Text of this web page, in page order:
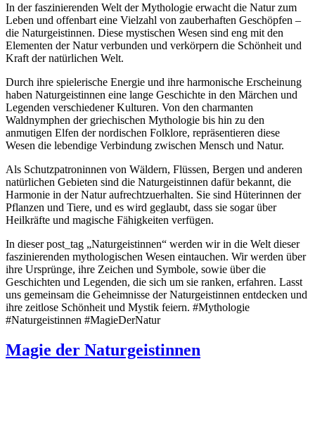
In der faszinierenden Welt der Mythologie erwacht die Natur zum
Leben und offenbart eine Vielzahl von zauberhaften Geschöpfen –
die Naturgeistinnen. Diese mystischen Wesen sind eng mit den
Elementen der Natur verbunden und verkörpern die Schönheit und
Kraft der natürlichen Welt.
Durch ihre spielerische Energie und ihre harmonische Erscheinung
haben Naturgeistinnen eine lange Geschichte in den Märchen und
Legenden verschiedener Kulturen. Von den charmanten
Waldnymphen der griechischen Mythologie bis hin zu den
anmutigen Elfen der nordischen Folklore, repräsentieren diese
Wesen die lebendige Verbindung zwischen Mensch und Natur.
Als Schutzpatroninnen von Wäldern, Flüssen, Bergen und anderen
natürlichen Gebieten sind die Naturgeistinnen dafür bekannt, die
Harmonie in der Natur aufrechtzuerhalten. Sie sind Hüterinnen der
Pflanzen und Tiere, und es wird geglaubt, dass sie sogar über
Heilkräfte und magische Fähigkeiten verfügen.
In dieser post_tag „Naturgeistinnen“ werden wir in die Welt dieser
faszinierenden mythologischen Wesen eintauchen. Wir werden über
ihre Ursprünge, ihre Zeichen und Symbole, sowie über die
Geschichten und Legenden, die sich um sie ranken, erfahren. Lasst
uns gemeinsam die Geheimnisse der Naturgeistinnen entdecken und
ihre zeitlose Schönheit und Mystik feiern. #Mythologie
#Naturgeistinnen #MagieDerNatur
Magie der Naturgeistinnen